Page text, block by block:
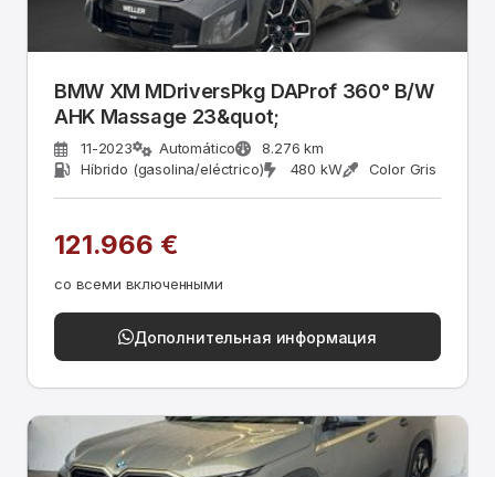
BMW XM MDriversPkg DAProf 360° B/W
AHK Massage 23&quot;
11-2023 Automático
8.276 km
Híbrido (gasolina/eléctrico)
480 kW Color Gris
121.966 €
со всеми включенными
Дополнительная информация